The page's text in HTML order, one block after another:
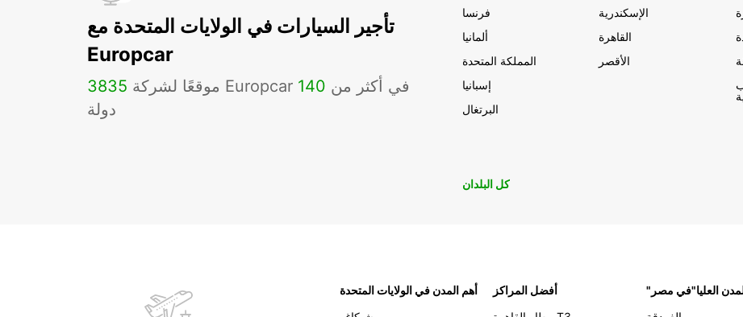
تأجير السيارات في الولايات المتحدة مع
Europcar
3835 موقعًا لشركة Europcar في أكثر من 140
دولة
فرنسا
ألمانيا
المملكة المتحدة
إسبانيا
البرتغال
الإسكندرية
القاهرة
الأقصر
كل البلدان
أهم المدن في الولايات المتحدة
أفضل المراكز
العليا"في مصر